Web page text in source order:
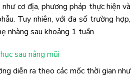
cơ địa, phương pháp thực hiện và
Tuy nhiên, với đa số trường hợp,
nhàng sau khoảng 1 tuần.
sau nâng mũi
diễn ra theo các mốc thời gian như